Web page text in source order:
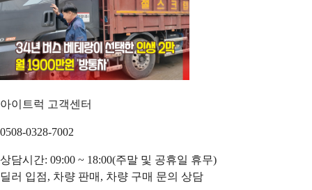
아이트럭 고객센터
0508-0328-7002
상담시간: 09:00 ~ 18:00(주말 및 공휴일 휴무)
딜러 입점, 차량 판매, 차량 구매 문의 상담